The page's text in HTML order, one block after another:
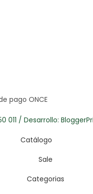
011 / Desarrollo:
Catálogo
Sale
Categorias